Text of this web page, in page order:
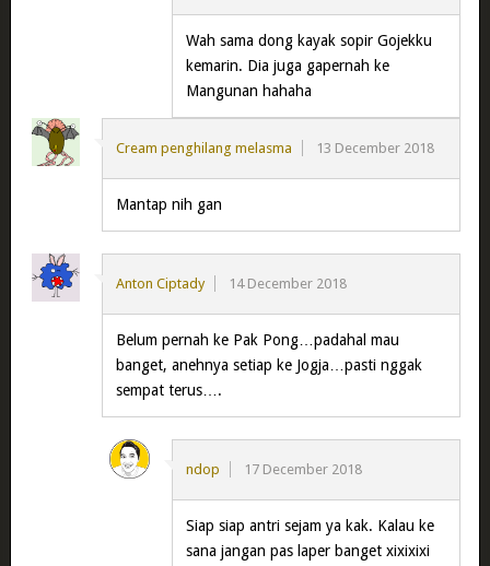
Wah sama dong kayak sopir Gojekku
kemarin. Dia juga gapernah ke
Mangunan hahaha
Cream penghilang melasma 13 December 2018
Mantap nih gan
Anton Ciptady 14 December 2018
Belum pernah ke Pak Pong…padahal mau
banget, anehnya setiap ke Jogja…pasti nggak
sempat terus….
ndop 17 December 2018
Siap siap antri sejam ya kak. Kalau ke
sana jangan pas laper banget xixixixi